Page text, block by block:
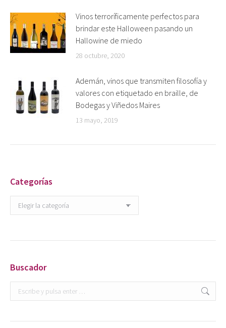
Vinos terroríficamente perfectos para
brindar este Halloween pasando un
Hallowine de miedo
28 octubre, 2020
Ademán, vinos que transmiten filosofía y
valores con etiquetado en braille, de
Bodegas y Viñedos Maires
13 mayo, 2019
Categorías
Categorías
Buscador
Buscar: